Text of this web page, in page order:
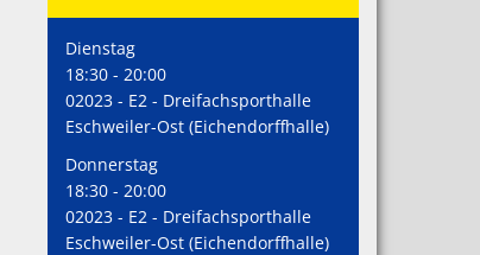
Dienstag
18:30 - 20:00
02023 - E2 - Dreifachsporthalle
Eschweiler-Ost (Eichendorffhalle)
Donnerstag
18:30 - 20:00
02023 - E2 - Dreifachsporthalle
Eschweiler-Ost (Eichendorffhalle)